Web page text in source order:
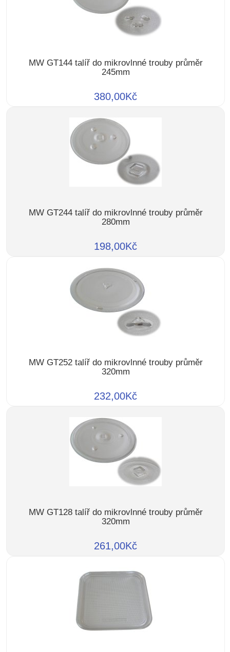
MW GT144 talíř do mikrovlnné trouby průměr
245mm
380,00Kč
MW GT244 talíř do mikrovlnné trouby průměr
280mm
198,00Kč
MW GT252 talíř do mikrovlnné trouby průměr
320mm
232,00Kč
MW GT128 talíř do mikrovlnné trouby průměr
320mm
261,00Kč